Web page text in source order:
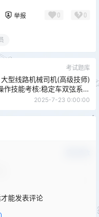
举报 0 0
考试题库
大型线路机械司机(高级技师)
作技能考核:稳定车双弦系统
的校验与标定
2025-7-23 0:00:00
能发表评论